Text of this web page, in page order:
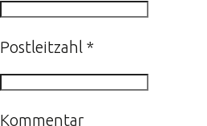
Postleitzahl *
Kommentar